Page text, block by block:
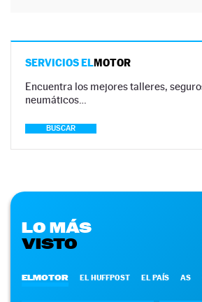
SERVICIOS ELMOTOR
Encuentra los mejores talleres,
neumáticos…
BUSCAR
LO MÁS
VISTO
ELMOTOR EL HUFFPOST EL PAÍS AS